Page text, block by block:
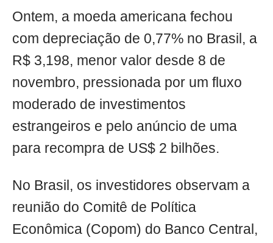
Ontem, a moeda americana fechou
com depreciação de 0,77% no Brasil, a
R$ 3,198, menor valor desde 8 de
novembro, pressionada por um fluxo
moderado de investimentos
estrangeiros e pelo anúncio de uma
para recompra de US$ 2 bilhões.
No Brasil, os investidores observam a
reunião do Comitê de Política
Econômica (Copom) do Banco Central,